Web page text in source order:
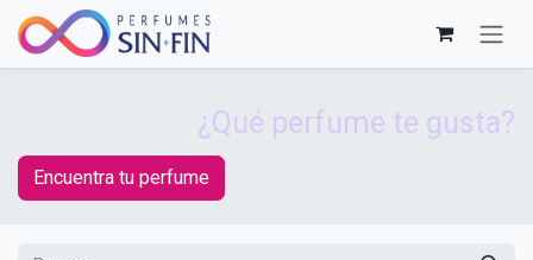
Ir al contenido
¿Qué perfume te gusta?
Encuentra tu perfume